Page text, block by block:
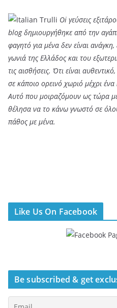
Oi γεύσεις
blog δημιουργήθηκε από την
φαγητό για μένα δεν είναι
γωνιά της Ελλάδος και του
τις αισθήσεις. Ότι είναι
σε κάποιο ορεινό χωριό μέχρι ένα
Αυτό που μοιραζόμουν ως τώρα
θέλησα να το κάνω γνωστό σε
πάθος με μένα.
Like Us On Facebook
Be subscribed & get